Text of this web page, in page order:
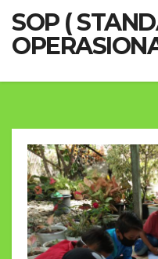
SOP (